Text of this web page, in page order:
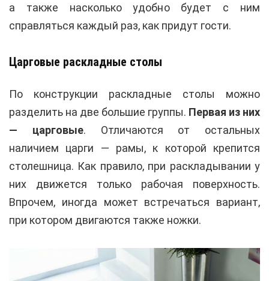
а также насколько удобно будет с ним
справляться каждый раз, как придут гости.
Царговые раскладные столы
По конструкции раскладные столы можно
разделить на две большие группы. Первая из них
— царговые. Отличаются от остальных
наличием царги — рамы, к которой крепится
столешница. Как правило, при раскладывании у
них движется только рабочая поверхность.
Впрочем, иногда может встречаться вариант,
при котором двигаются также ножки.